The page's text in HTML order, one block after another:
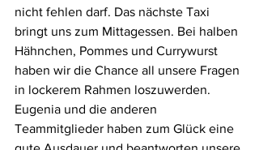
nicht fehlen darf. Das nächste Taxi
bringt uns zum Mittagessen. Bei halben
Hähnchen, Pommes und Currywurst
haben wir die Chance all unsere Fragen
in lockerem Rahmen loszuwerden.
Eugenia und die anderen
Teammitglieder haben zum Glück eine